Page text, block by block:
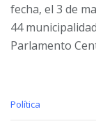
fecha, el 3 de
44
Parlamento
C
Política